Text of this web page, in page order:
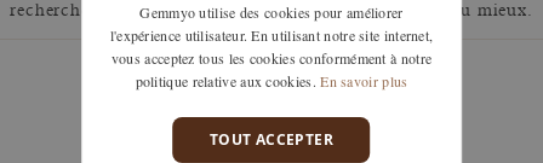
recherche et voir comment nous pouvons y répondre au mieux.
garanties
Gemmyo utilise des cookies pour améliorer
l'expérience utilisateur. En utilisant notre site internet,
vous acceptez tous les cookies conformément à notre
politique relative aux cookies. En savoir plus
TOUT ACCEPTER